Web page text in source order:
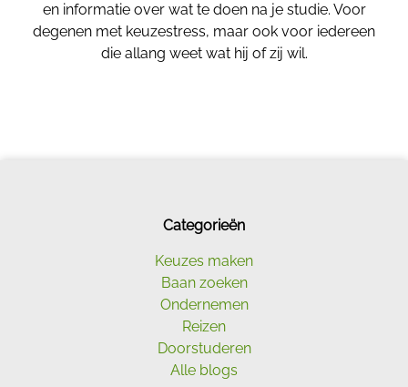
en informatie over wat te doen na je studie. Voor
degenen met keuzestress, maar ook voor iedereen
die allang weet wat hij of zij wil.
Categorieën
Keuzes maken
Baan zoeken
Ondernemen
Reizen
Doorstuderen
Alle blogs